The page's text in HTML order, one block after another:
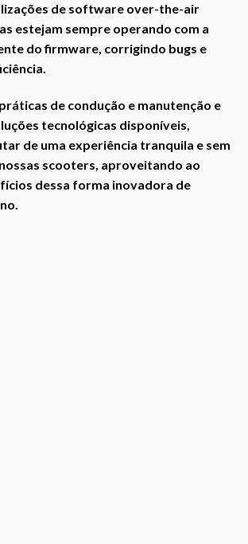
de software over-the-air
estejam sempre operando com a
do firmware, corrigindo bugs e
de condução e manutenção e
tecnológicas disponíveis,
de uma experiência tranquila e sem
scooters, aproveitando ao
dessa forma inovadora de